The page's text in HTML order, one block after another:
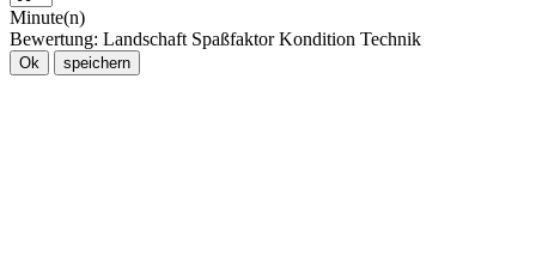
Minute(n)
Bewertung: Landschaft Spaßfaktor Kondition Technik
Ok speichern